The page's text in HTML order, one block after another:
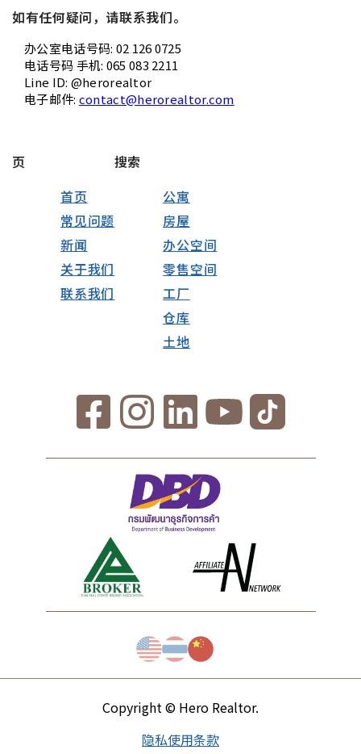
如有任何疑问，请联系我们。
办公室电话号码: 02 126 0725
电话号码 手机: 065 083 2211
Line ID: @herorealtor
电子邮件: contact@herorealtor.com
页
首页
常见问题
新闻
关于我们
联系我们
搜索
公寓
房屋
办公空间
零售空间
工厂
仓库
土地
Copyright © Hero Realtor.
隐私使用条款